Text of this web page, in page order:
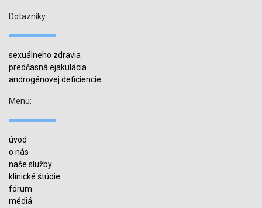
Dotazníky:
sexuálneho zdravia
predčasná ejakulácia
androgénovej deficiencie
Menu:
úvod
o nás
naše služby
klinické štúdie
fórum
médiá